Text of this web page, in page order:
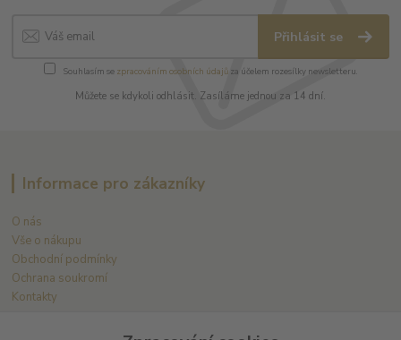
Přihlásit se
Souhlasím se zpracováním osobních údajůza účelem rozesílky newsletteru.
Můžete se kdykoli odhlásit. Zasíláme jednou za 14 dní.
Informace pro zákazníky
O nás
Vše o nákupu
Obchodní podmínky
Ochrana soukromí
Kontakty